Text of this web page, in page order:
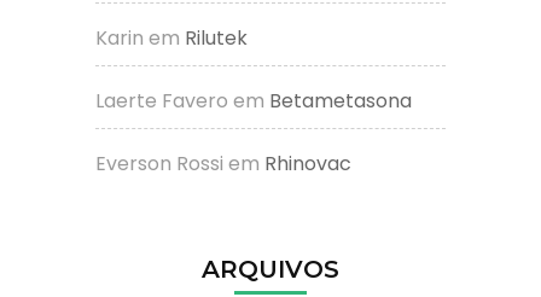
Karin em Rilutek
Laerte Favero em Betametasona
Everson Rossi em Rhinovac
ARQUIVOS